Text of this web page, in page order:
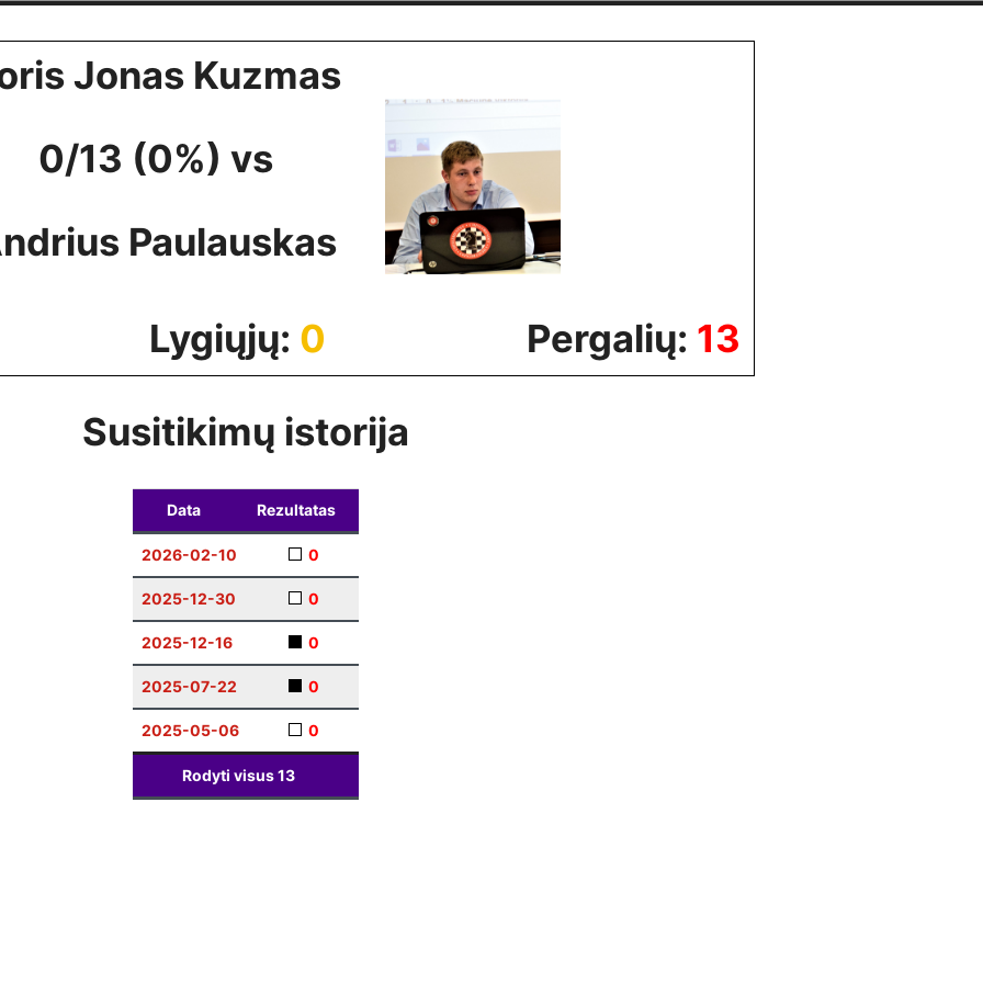
Jonas Kuzmas
0/13 (0%) vs
Paulauskas
Lygiųjų: 0 Pergalių: 13
Susitikimų istorija
Data Rezultatas
2026-02-10 0
2025-12-30 0
2025-12-16 0
2025-07-22 0
2025-05-06 0
Rodyti visus13